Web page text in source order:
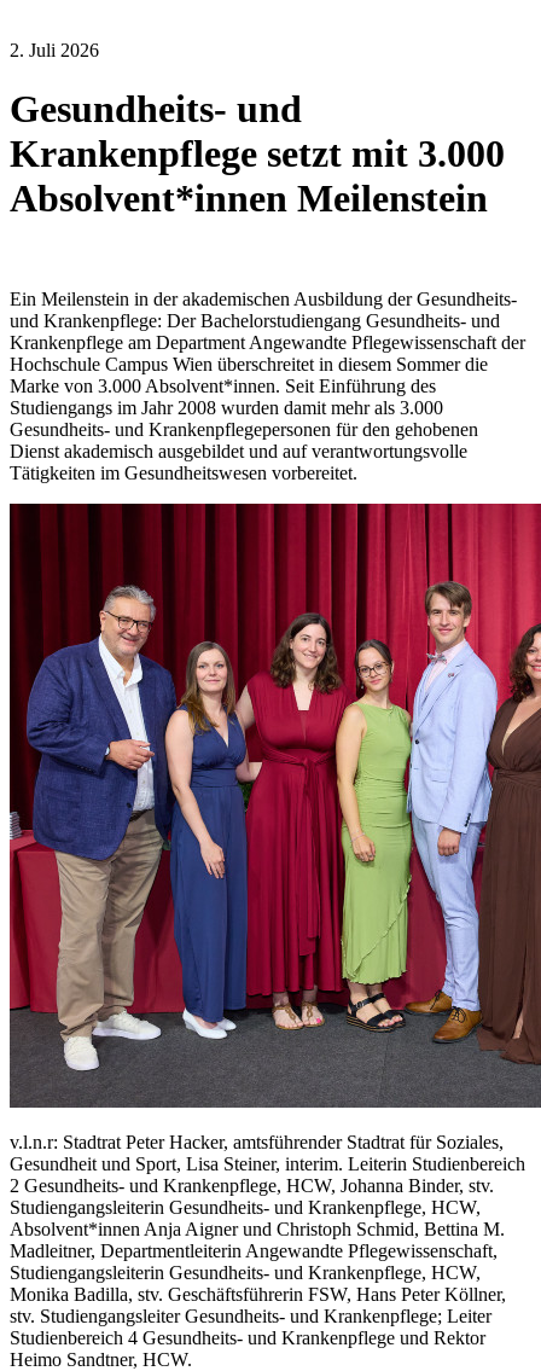
2. Juli 2026
Gesundheits- und
Krankenpflege setzt mit 3.000
Absolvent*innen Meilenstein
Ein Meilenstein in der akademischen Ausbildung der Gesundheits-
und Krankenpflege: Der Bachelorstudiengang Gesundheits- und
Krankenpflege am Department Angewandte Pflegewissenschaft der
Hochschule Campus Wien überschreitet in diesem Sommer die
Marke von 3.000 Absolvent*innen. Seit Einführung des
Studiengangs im Jahr 2008 wurden damit mehr als 3.000
Gesundheits- und Krankenpflegepersonen für den gehobenen
Dienst akademisch ausgebildet und auf verantwortungsvolle
Tätigkeiten im Gesundheitswesen vorbereitet.
v.l.n.r: Stadtrat Peter Hacker, amtsführender Stadtrat für Soziales,
Gesundheit und Sport, Lisa Steiner, interim. Leiterin Studienbereich
2 Gesundheits- und Krankenpflege, HCW, Johanna Binder, stv.
Studiengangsleiterin Gesundheits- und Krankenpflege, HCW,
Absolvent*innen Anja Aigner und Christoph Schmid, Bettina M.
Madleitner, Departmentleiterin Angewandte Pflegewissenschaft,
Studiengangsleiterin Gesundheits- und Krankenpflege, HCW,
Monika Badilla, stv. Geschäftsführerin FSW, Hans Peter Köllner,
stv. Studiengangsleiter Gesundheits- und Krankenpflege; Leiter
Studienbereich 4 Gesundheits- und Krankenpflege und Rektor
Heimo Sandtner, HCW.